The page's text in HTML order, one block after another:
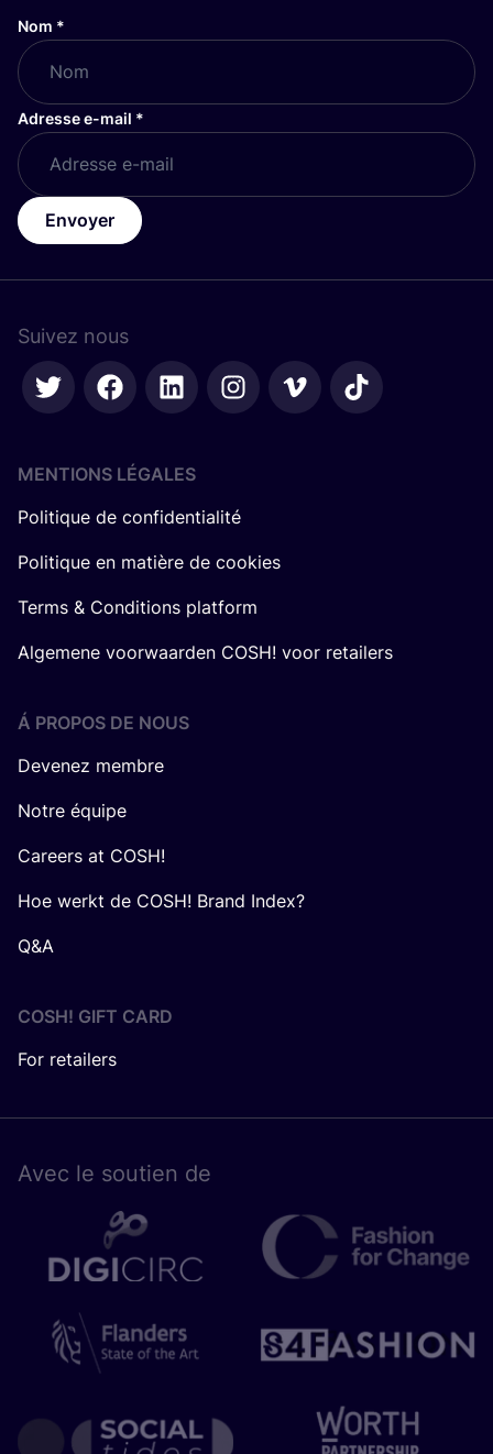
Nom *
Adresse e-mail *
Envoyer
Suivez nous
MENTIONS LÉGALES
Politique de confidentialité
Politique en matière de cookies
Terms & Conditions platform
Algemene voorwaarden COSH! voor retailers
Á PROPOS DE NOUS
Devenez membre
Notre équipe
Careers at COSH!
Hoe werkt de COSH! Brand Index?
Q&A
COSH! GIFT CARD
For retailers
Avec le sou­tien de